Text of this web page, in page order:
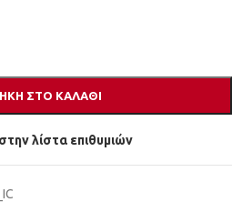
ΣΤΟ ΚΑΛΆΘΙ
λίστα επιθυμιών